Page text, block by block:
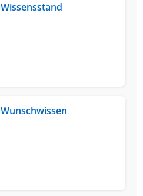
Wissensstand
Wunschwissen